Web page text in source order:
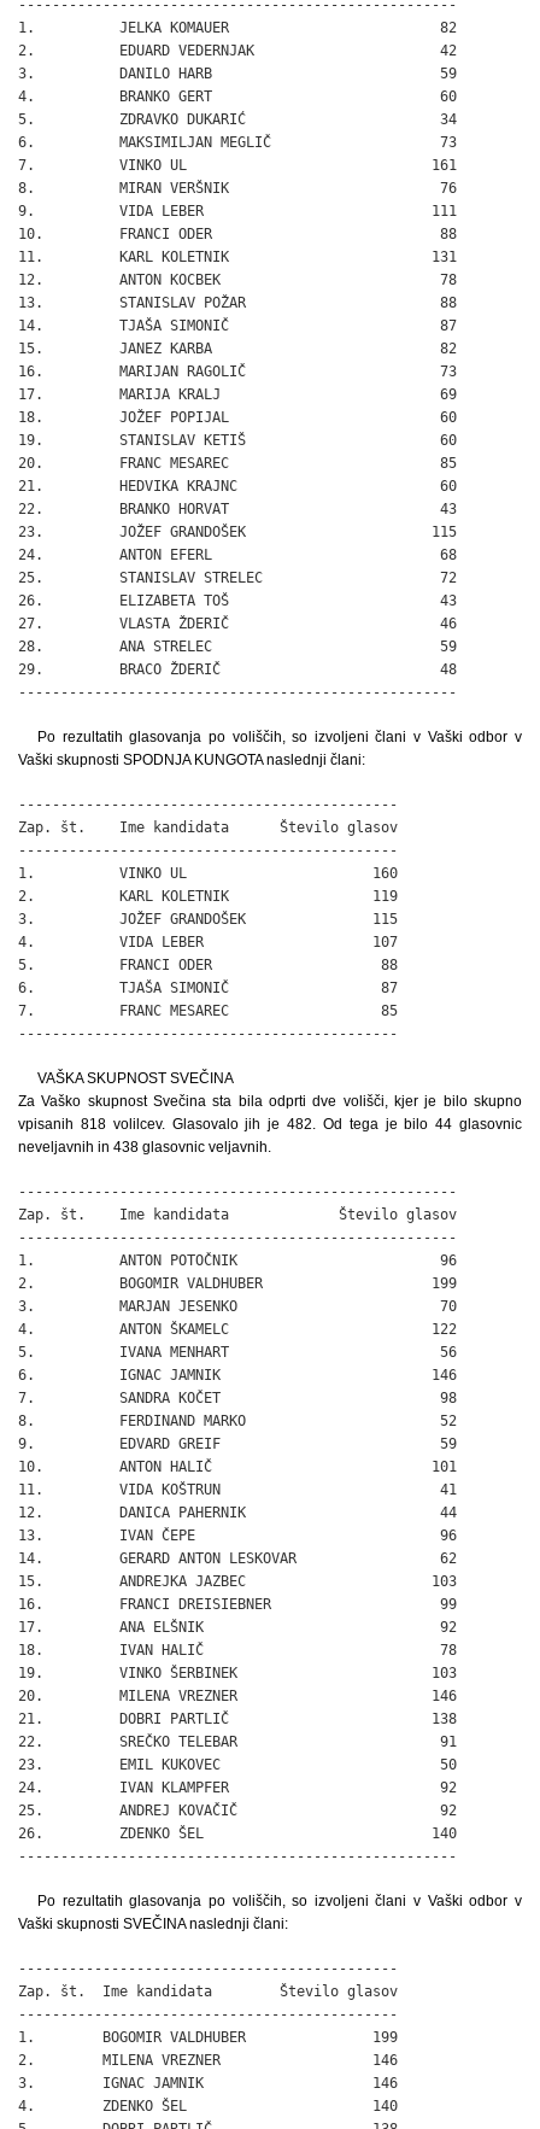
----------------------------------------------------
1.          JELKA KOMAUER                         82
2.          EDUARD VEDERNJAK                      42
3.          DANILO HARB                           59
4.          BRANKO GERT                           60
5.          ZDRAVKO DUKARIĆ                       34
6.          MAKSIMILJAN MEGLIČ                    73
7.          VINKO UL                             161
8.          MIRAN VERŠNIK                         76
9.          VIDA LEBER                           111
10.         FRANCI ODER                           88
11.         KARL KOLETNIK                        131
12.         ANTON KOCBEK                          78
13.         STANISLAV POŽAR                       88
14.         TJAŠA SIMONIČ                         87
15.         JANEZ KARBA                           82
16.         MARIJAN RAGOLIČ                       73
17.         MARIJA KRALJ                          69
18.         JOŽEF POPIJAL                         60
19.         STANISLAV KETIŠ                       60
20.         FRANC MESAREC                         85
21.         HEDVIKA KRAJNC                        60
22.         BRANKO HORVAT                         43
23.         JOŽEF GRANDOŠEK                      115
24.         ANTON EFERL                           68
25.         STANISLAV STRELEC                     72
26.         ELIZABETA TOŠ                         43
27.         VLASTA ŽDERIČ                         46
28.         ANA STRELEC                           59
29.         BRACO ŽDERIČ                          48
----------------------------------------------------
Po rezultatih glasovanja po voliščih, so izvoljeni člani v Vaški odbor v
Vaški skupnosti SPODNJA KUNGOTA naslednji člani:
---------------------------------------------
Zap. št.    Ime kandidata      Število glasov
---------------------------------------------
1.          VINKO UL                      160
2.          KARL KOLETNIK                 119
3.          JOŽEF GRANDOŠEK               115
4.          VIDA LEBER                    107
5.          FRANCI ODER                    88
6.          TJAŠA SIMONIČ                  87
7.          FRANC MESAREC                  85
---------------------------------------------
VAŠKA SKUPNOST SVEČINA
Za Vaško skupnost Svečina sta bila odprti dve volišči, kjer je bilo skupno
vpisanih 818 volilcev. Glasovalo jih je 482. Od tega je bilo 44 glasovnic
neveljavnih in 438 glasovnic veljavnih.
----------------------------------------------------
Zap. št.    Ime kandidata             Število glasov
----------------------------------------------------
1.          ANTON POTOČNIK                        96
2.          BOGOMIR VALDHUBER                    199
3.          MARJAN JESENKO                        70
4.          ANTON ŠKAMELC                        122
5.          IVANA MENHART                         56
6.          IGNAC JAMNIK                         146
7.          SANDRA KOČET                          98
8.          FERDINAND MARKO                       52
9.          EDVARD GREIF                          59
10.         ANTON HALIČ                          101
11.         VIDA KOŠTRUN                          41
12.         DANICA PAHERNIK                       44
13.         IVAN ČEPE                             96
14.         GERARD ANTON LESKOVAR                 62
15.         ANDREJKA JAZBEC                      103
16.         FRANCI DREISIEBNER                    99
17.         ANA ELŠNIK                            92
18.         IVAN HALIČ                            78
19.         VINKO ŠERBINEK                       103
20.         MILENA VREZNER                       146
21.         DOBRI PARTLIČ                        138
22.         SREČKO TELEBAR                        91
23.         EMIL KUKOVEC                          50
24.         IVAN KLAMPFER                         92
25.         ANDREJ KOVAČIČ                        92
26.         ZDENKO ŠEL                           140
----------------------------------------------------
Po rezultatih glasovanja po voliščih, so izvoljeni člani v Vaški odbor v
Vaški skupnosti SVEČINA naslednji člani:
---------------------------------------------
Zap. št.  Ime kandidata        Število glasov
---------------------------------------------
1.        BOGOMIR VALDHUBER               199
2.        MILENA VREZNER                  146
3.        IGNAC JAMNIK                    146
4.        ZDENKO ŠEL                      140